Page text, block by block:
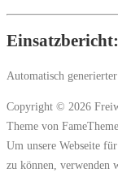
Einsatzbericht:
Automatisch
Copyright © 2026
Theme von
Um unsere Webseite
zu können, verwenden